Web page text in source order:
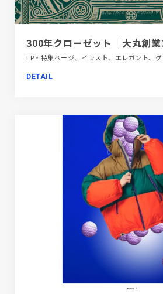
DETAIL